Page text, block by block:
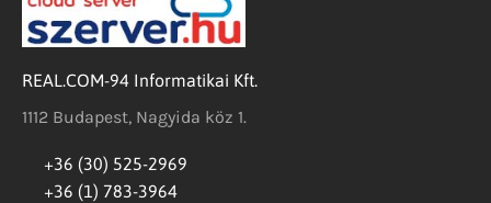
REAL.COM-94 Informatikai Kft.
1112 Budapest, Nagyida köz 1.
+36 (30) 525-2969
+36 (1) 783-3964